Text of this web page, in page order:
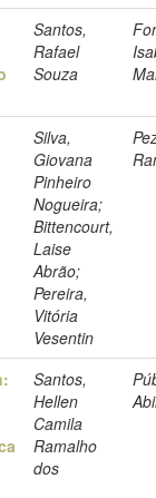
Santos,
Rafael
Souza
Silva,
Giovana
Pinheiro
Nogueira;
Bittencourt,
Laise
Abrão;
Pereira,
Vitória
Vesentin
Santos,
Hellen
Camila
Ramalho
dos